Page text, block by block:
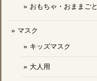
おもちゃ・おままごと
マスク
キッズマスク
大人用